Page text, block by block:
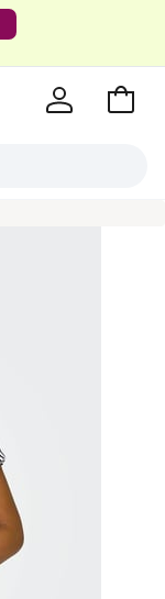
Zum